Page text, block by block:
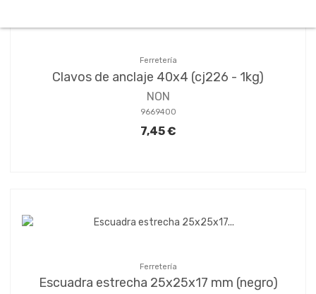
Ferretería
Clavos de anclaje 40x4 (cj226 - 1kg)
NON
9669400
7,45 €
Ferretería
Escuadra estrecha 25x25x17 mm (negro)